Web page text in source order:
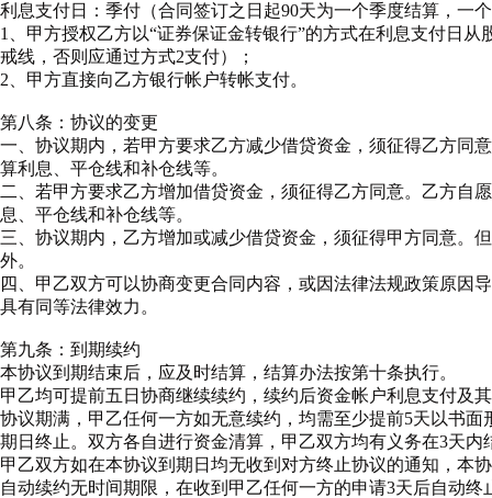
利息支付日：季付（合同签订之日起90天为一个季度结算，一
1、甲方授权乙方以“证券保证金转银行”的方式在利息支付日
戒线，否则应通过方式2支付）；
2、甲方直接向乙方银行帐户转帐支付。
第八条：协议的变更
一、协议期内，若甲方要求乙方减少借贷资金，须征得乙方同
算利息、平仓线和补仓线等。
二、若甲方要求乙方增加借贷资金，须征得乙方同意。乙方自
息、平仓线和补仓线等。
三、协议期内，乙方增加或减少借贷资金，须征得甲方同意。
外。
四、甲乙双方可以协商变更合同内容，或因法律法规政策原因
具有同等法律效力。
第九条：到期续约
本协议到期结束后，应及时结算，结算办法按第十条执行。
甲乙均可提前五日协商继续续约，续约后资金帐户利息支付及
协议期满，甲乙任何一方如无意续约，均需至少提前5天以书
期日终止。双方各自进行资金清算，甲乙双方均有义务在3天内
甲乙双方如在本协议到期日均无收到对方终止协议的通知，本
自动续约无时间期限，在收到甲乙任何一方的申请3天后自动终